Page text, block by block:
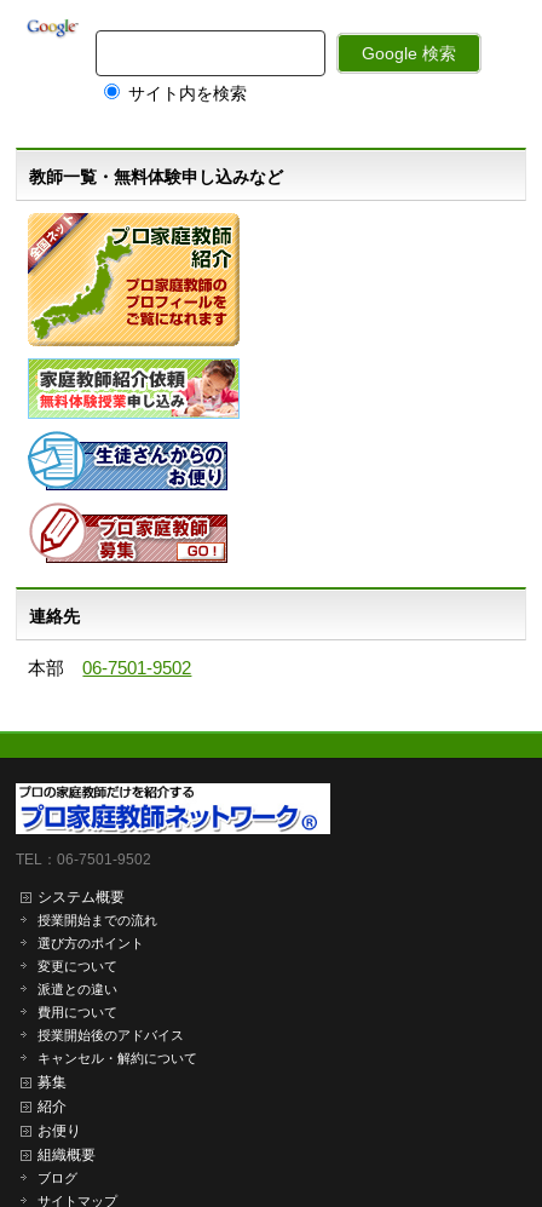
サイト内を検索
教師一覧・無料体験申し込みなど
連絡先
本部06-7501-9502
TEL：06-7501-9502
システム概要
授業開始までの流れ
選び方のポイント
変更について
派遣との違い
費用について
授業開始後のアドバイス
キャンセル・解約について
募集
紹介
お便り
組織概要
ブログ
サイトマップ